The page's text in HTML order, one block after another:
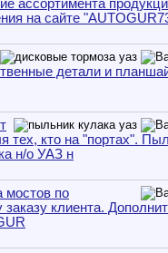
ассортимента
на сайте
детали и
тех, кто на "портах".
н/о УАЗ н
мостов по
клиента.